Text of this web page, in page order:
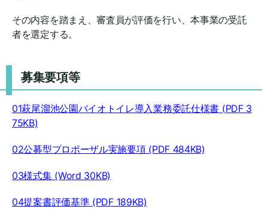
その内容を踏まえ、審査員が評価を行い、本事業の受託
者を選定する。
募集要項等
01萩尾溜池公園バイオトイレ導入業務委託仕様書 (PDF 3
75KB)
02公募型プロポーザル実施要項(PDF 484KB)
03様式集(Word 30KB)
04提案書評価基準(PDF 189KB)